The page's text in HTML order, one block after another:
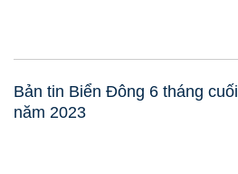
Bản tin Biển Đông 6 tháng cuối
năm 2023